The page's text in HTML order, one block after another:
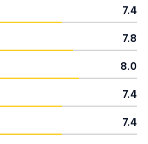
7.4
7.8
8.0
7.4
7.4